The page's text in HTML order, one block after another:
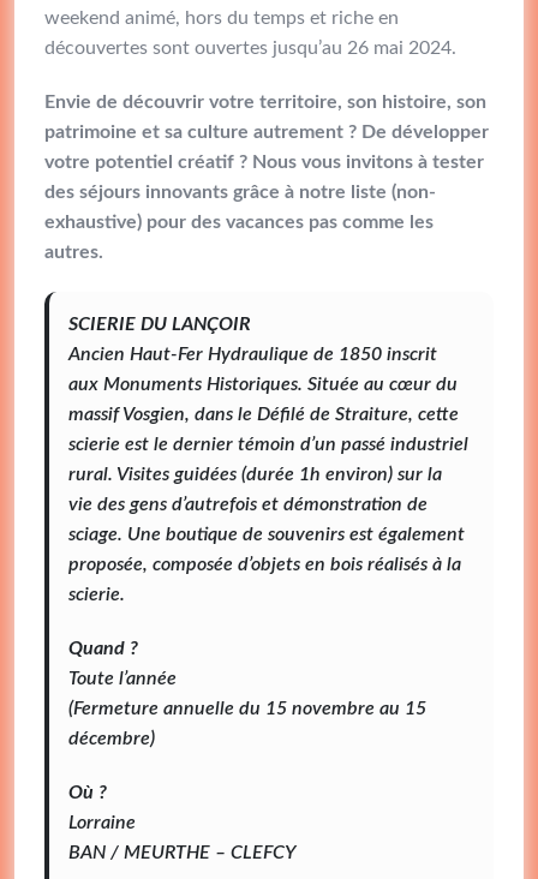
weekend animé, hors du temps et riche en
découvertes sont ouvertes jusqu’au 26 mai 2024.
Envie de découvrir votre territoire, son histoire, son
patrimoine et sa culture autrement ? De développer
votre potentiel créatif ? Nous vous invitons à tester
des séjours innovants grâce à notre liste (non-
exhaustive) pour des vacances pas comme les
autres.
SCIERIE DU LANÇOIR
Ancien Haut-Fer Hydraulique de 1850 inscrit
aux Monuments Historiques. Située au cœur du
massif Vosgien, dans le Défilé de Straiture, cette
scierie est le dernier témoin d’un passé industriel
rural. Visites guidées (durée 1h environ) sur la
vie des gens d’autrefois et démonstration de
sciage. Une boutique de souvenirs est également
proposée, composée d’objets en bois réalisés à la
scierie.
Quand ?
Toute l’année
(Fermeture annuelle du 15 novembre au 15
décembre)
Où ?
Lorraine
BAN / MEURTHE – CLEFCY